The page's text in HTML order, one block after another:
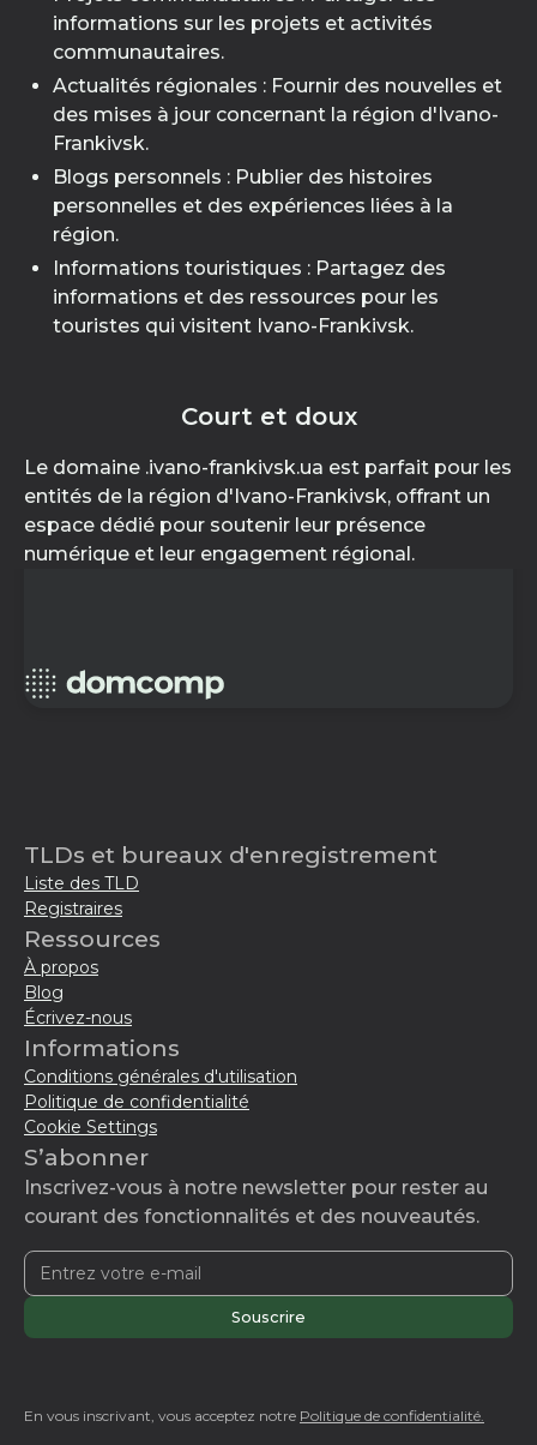
informations sur les projets et activités
communautaires.
Actualités régionales : Fournir des nouvelles et
des mises à jour concernant la région d'Ivano-
Frankivsk.
Blogs personnels : Publier des histoires
personnelles et des expériences liées à la
région.
Informations touristiques : Partagez des
informations et des ressources pour les
touristes qui visitent Ivano-Frankivsk.
Court et doux
Le domaine .ivano-frankivsk.ua est parfait pour les
entités de la région d'Ivano-Frankivsk, offrant un
espace dédié pour soutenir leur présence
numérique et leur engagement régional.
TLDs et bureaux d'enregistrement
Liste des TLD
Registraires
Ressources
À propos
Blog
Écrivez-nous
Informations
Conditions générales d'utilisation
Politique de confidentialité
Cookie Settings
S’abonner
Inscrivez-vous à notre newsletter pour rester au
courant des fonctionnalités et des nouveautés.
En vous inscrivant, vous acceptez notre Politique de confidentialité.